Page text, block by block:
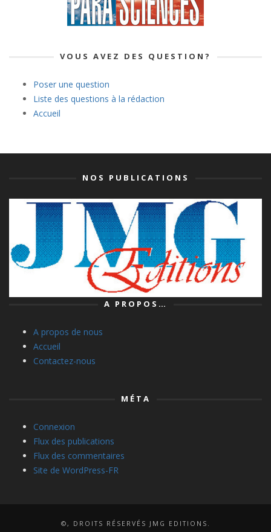
VOUS AVEZ DES QUESTION?
Poser une question
Liste des questions à la rédaction
Accueil
NOS PUBLICATIONS
A PROPOS…
A propos de nous
Accueil
Contactez-nous
MÉTA
Connexion
Flux des publications
Flux des commentaires
Site de WordPress-FR
©, DROITS RÉSERVÉS JMG EDITIONS.